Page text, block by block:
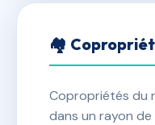
🏘
Copropriétés du
dans un rayon